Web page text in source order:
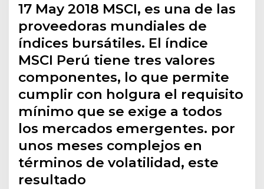
17 May 2018 MSCI, es una de las
proveedoras mundiales de
índices bursátiles. El índice
MSCI Perú tiene tres valores
componentes, lo que permite
cumplir con holgura el requisito
mínimo que se exige a todos
los mercados emergentes. por
unos meses complejos en
términos de volatilidad, este
resultado